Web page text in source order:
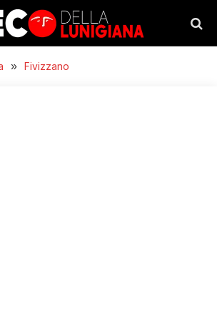
» Fivizzano